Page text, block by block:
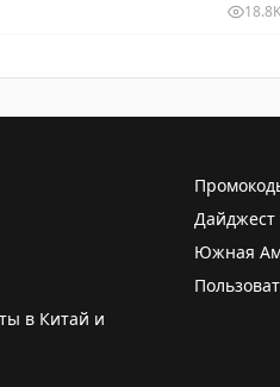
18.8K
Дайджест
Южная
в Китай и